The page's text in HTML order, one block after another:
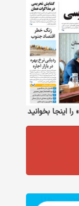
اینجا بخوانید